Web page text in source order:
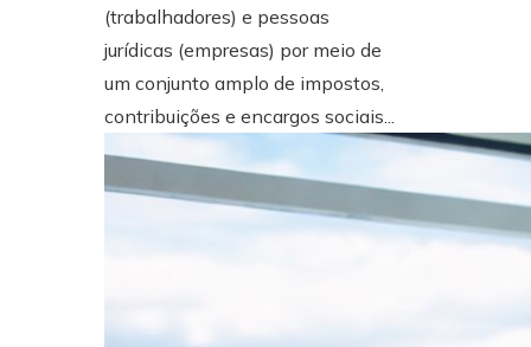
(trabalhadores) e pessoas
jurídicas (empresas) por meio de
um conjunto amplo de impostos,
contribuições e encargos sociais...